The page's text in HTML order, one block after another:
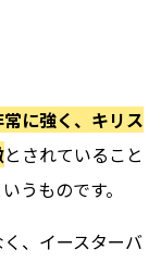
に強く、キリス
とされていること
うものです。
、イースターバ